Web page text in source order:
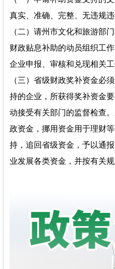
真实、准确、完整、无违规违
（二）请州市文化和旅游部
财政贴息补助的动员组织工
企业申报、审核和兑现相关工
（三）省级财政奖补资金必
持的企业，所获得奖补资金
动接受有关部门的监督检查
政资金，挪用资金用于理财
持，追回省级资金，予以通
业发展各类资金，并按有关规